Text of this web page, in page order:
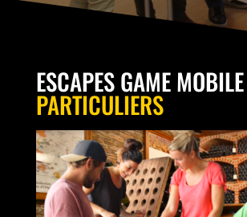
ESCAPES GAME MOBILE
PARTICULIERS